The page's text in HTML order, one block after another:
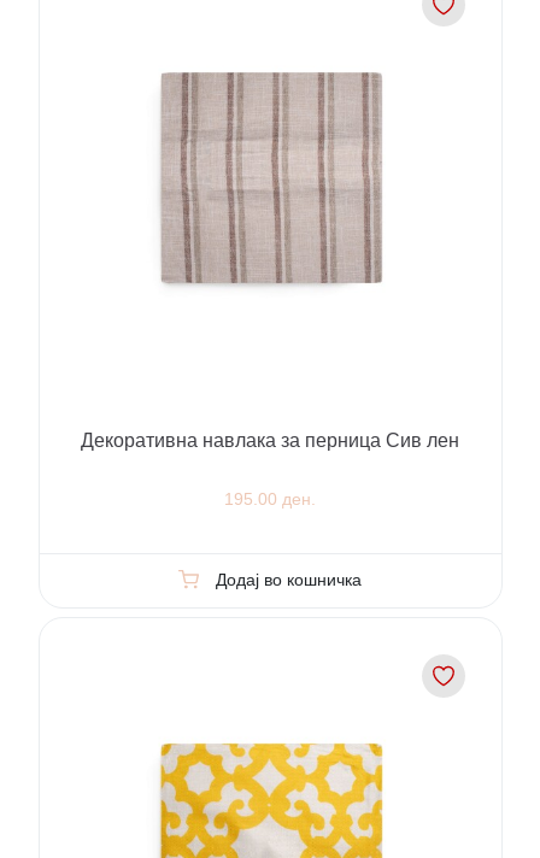
Декоративна навлака за перница Сив лен
195.00 ден.
Додај во кошничка